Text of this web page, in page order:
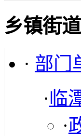
乡镇街
· 部门
·临
·